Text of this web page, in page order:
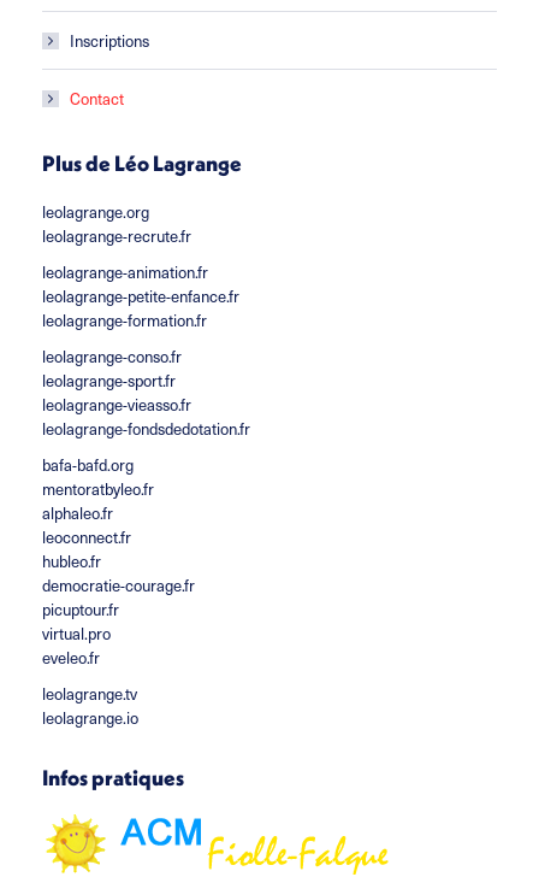
Inscriptions
Contact
Plus de Léo Lagrange
leolagrange.org
leolagrange-recrute.fr
leolagrange-animation.fr
leolagrange-petite-enfance.fr
leolagrange-formation.fr
leolagrange-conso.fr
leolagrange-sport.fr
leolagrange-vieasso.fr
leolagrange-fondsdedotation.fr
bafa-bafd.org
mentoratbyleo.fr
alphaleo.fr
leoconnect.fr
hubleo.fr
democratie-courage.fr
picuptour.fr
virtual.pro
eveleo.fr
leolagrange.tv
leolagrange.io
Infos pratiques